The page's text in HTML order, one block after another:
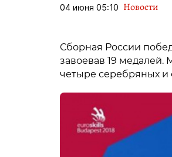
04 июня 05:10 Новости
Сборная России
завоевав 19 медалей.
четыре серебряных и